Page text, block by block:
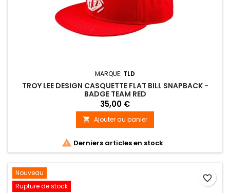
MARQUE: TLD
TROY LEE DESIGN CASQUETTE FLAT BILL SNAPBACK -
BADGE TEAM RED
35,00 €
 Ajouter au panier
 Derniers articles en stock
Nouveau
Rupture de stock
favorite_border